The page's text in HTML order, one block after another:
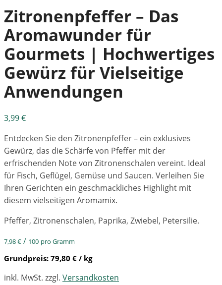
Zitronenpfeffer – Das
Aromawunder für
Gourmets | Hochwertiges
Gewürz für Vielseitige
Anwendungen
3,99€
Entdecken Sie den Zitronenpfeffer – ein exklusives
Gewürz, das die Schärfe von Pfeffer mit der
erfrischenden Note von Zitronenschalen vereint. Ideal
für Fisch, Geflügel, Gemüse und Saucen. Verleihen Sie
Ihren Gerichten ein geschmackliches Highlight mit
diesem vielseitigen Aromamix.
Pfeffer, Zitronenschalen, Paprika, Zwiebel, Petersilie.
7,98€ / 100 pro Gramm
Grundpreis: 79,80 € / kg
inkl. MwSt. zzgl. Versandkosten